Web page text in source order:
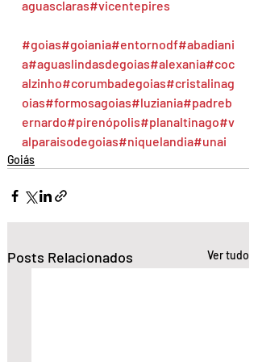
aguasclaras#vicentepires
#goias#goiania#entornodf#abadiani
a#aguaslindasdegoias#alexania#coc
alzinho#corumbadegoias#cristalinag
oias#formosagoias#luziania#padreb
ernardo#pirenópolis#planaltinago#v
alparaisodegoias#niquelandia#unai
Goiás
Posts Relacionados Ver tudo